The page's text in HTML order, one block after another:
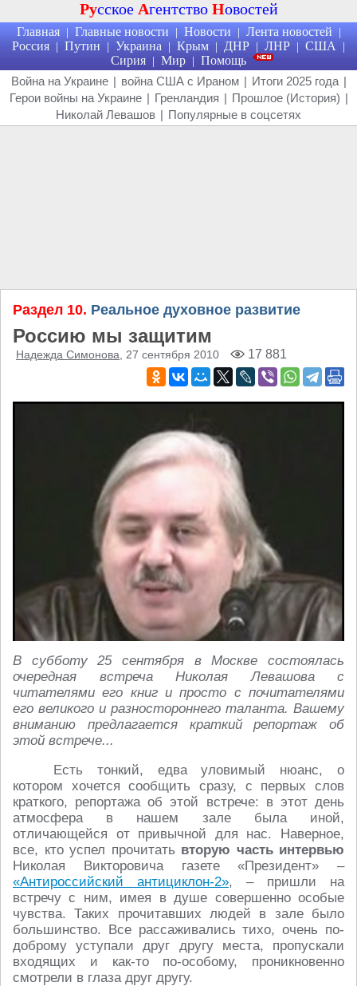
Русское Агентство Новостей
Главная | Главные новости | Новости | Лента новостей |
Россия | Путин | Украина | Крым | ДНР | ЛНР | США |
Сирия | Мир | Помощь
Война на Украине | война США с Ираном | Итоги 2025 года |
Герои войны на Украине | Гренландия | Прошлое (История) |
Николай Левашов | Популярные в соцсетях
Раздел 10. Реальное духовное развитие
Россию мы защитим
Надежда Симонова , 27 сентября 2010 17 881
В субботу 25 сентября в Москве состоялась
очередная встреча Николая Левашова с
читателями его книг и просто с почитателями
его великого и разностороннего таланта. Вашему
вниманию предлагается краткий репортаж об
этой встрече...
Есть тонкий, едва уловимый нюанс, о
котором хочется сообщить сразу, с первых слов
краткого, репортажа об этой встрече: в этот день
атмосфера в нашем зале была иной,
отличающейся от привычной для нас. Наверное,
все, кто успел прочитать вторую часть интервью
Николая Викторовича газете «Президент» –
«Антироссийский антициклон-2», – пришли на
встречу с ним, имея в душе совершенно особые
чувства. Таких прочитавших людей в зале было
большинство. Все рассаживались тихо, очень по-
доброму уступали друг другу места, пропускали
входящих и как-то по-особому, проникновенно
смотрели в глаза друг другу.